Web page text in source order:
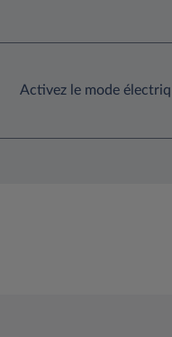
Activez le mode